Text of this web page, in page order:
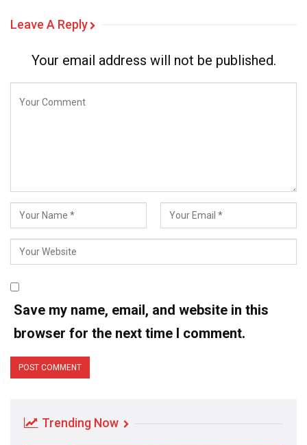
Leave A Reply
Your email address will not be published.
Save my name, email, and website in this
browser for the next time I comment.
Trending Now